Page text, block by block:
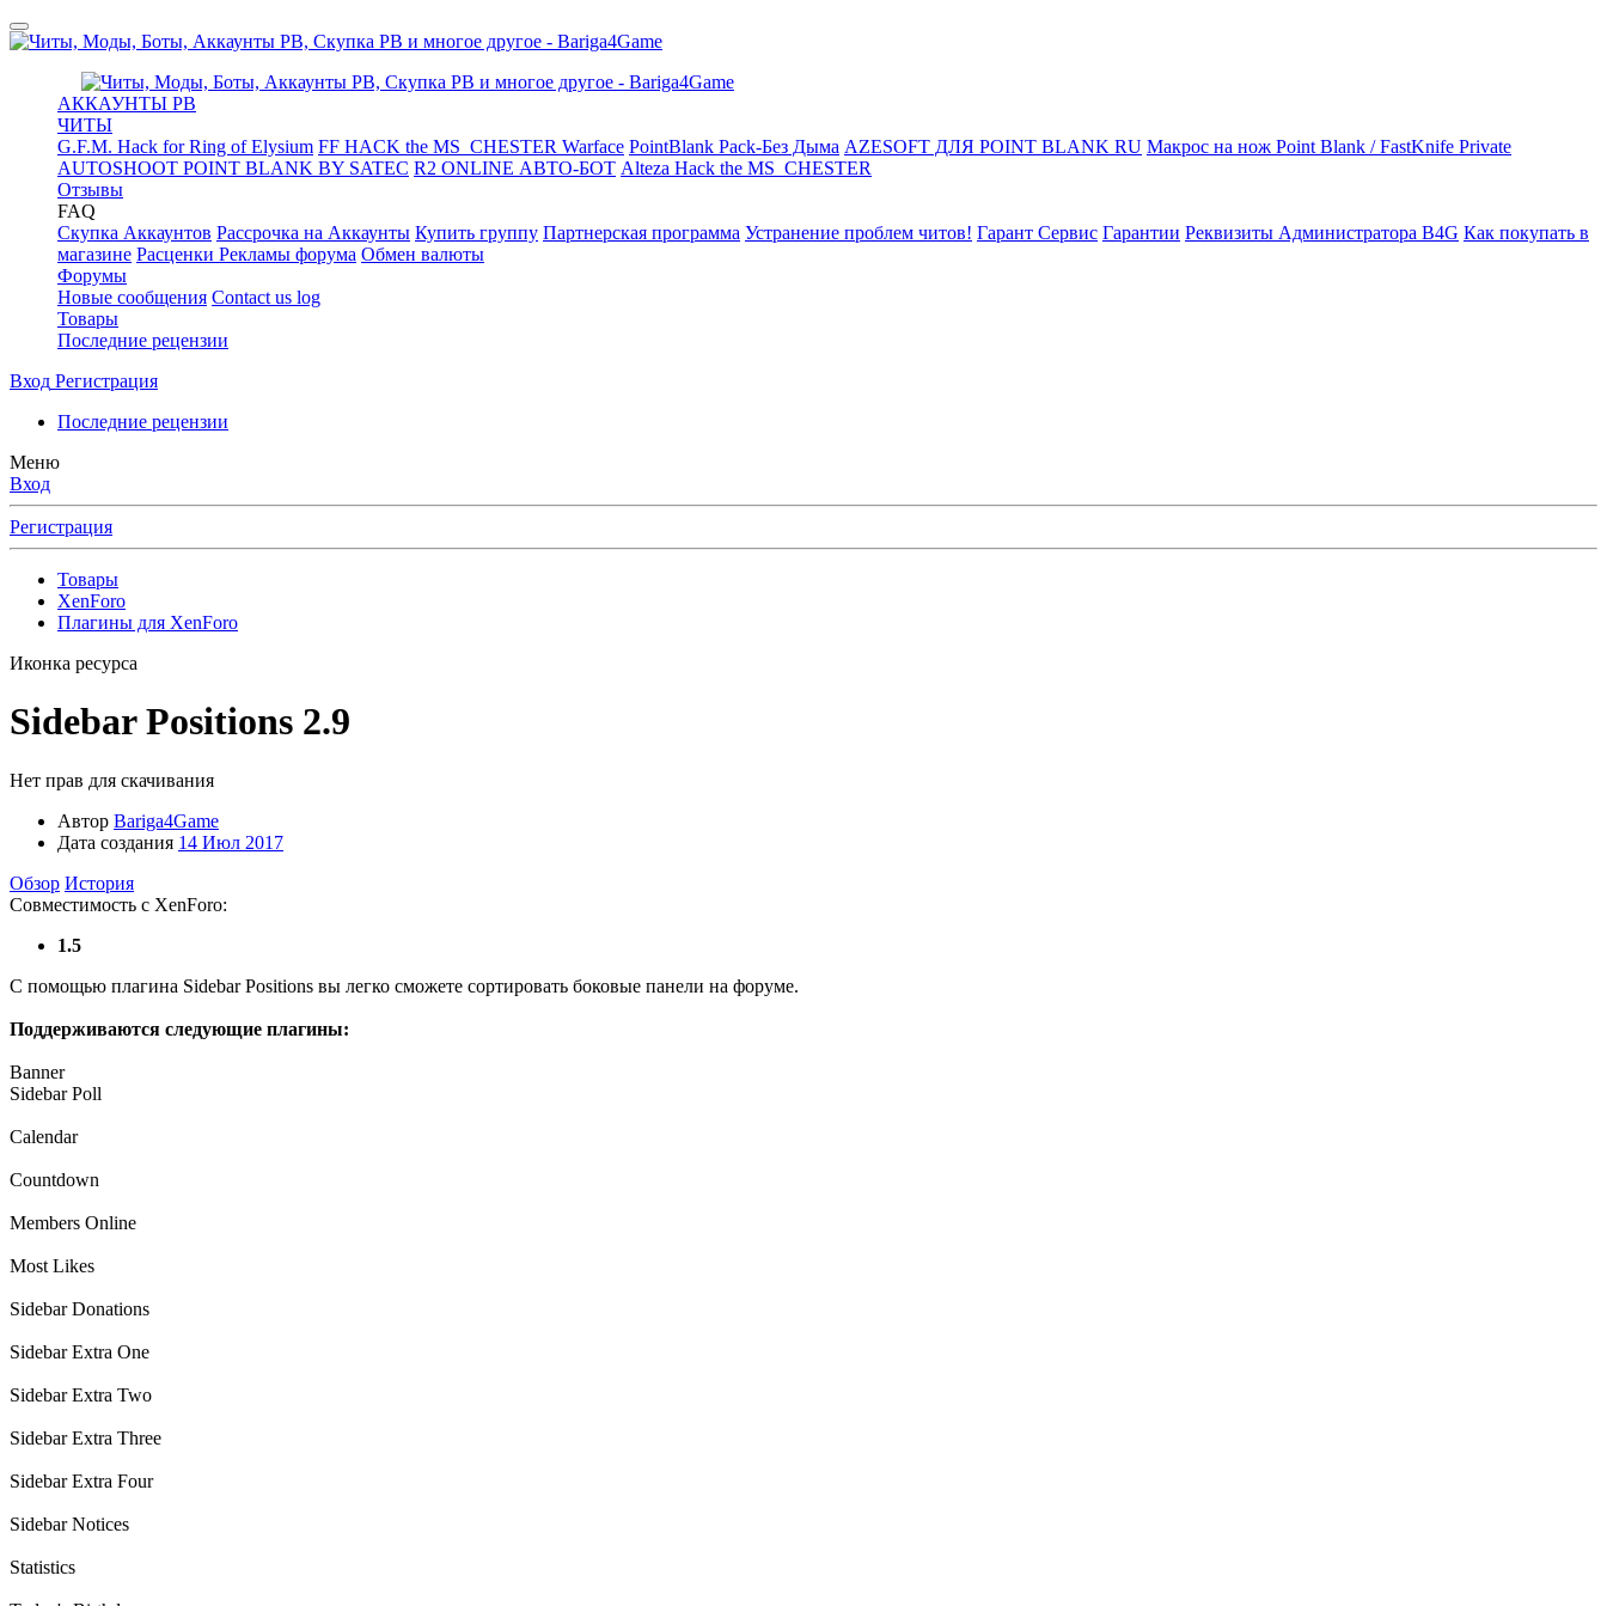
АККАУНТЫ PB
ЧИТЫ
G.F.M. Hack for Ring of Elysium FF HACK the MS_CHESTER Warface PointBlank Pack-Без Дыма AZESOFT ДЛЯ POINT BLANK RU Макрос на нож Point Blank / FastKnife Private
AUTOSHOOT POINT BLANK BY SATEC R2 ONLINE АВТО-БОТ Alteza Hack the MS_CHESTER
Отзывы
FAQ
Скупка Аккаунтов Рассрочка на Аккаунты Купить группу Партнерская программа Устранение проблем читов! Гарант Сервис Гарантии Реквизиты Администратора B4G Как покупать в
магазине Расценки Рекламы форума Обмен валюты
Форумы
Новые сообщения Contact us log
Товары
Последние рецензии
Вход Регистрация
Последние рецензии
Меню
Вход
Регистрация
Товары
XenForo
Плагины для XenForo
Иконка ресурса
Sidebar Positions 2.9
Нет прав для скачивания
Автор Bariga4Game
Дата создания 14 Июл 2017
Обзор История
Совместимость с XenForo:
1.5
С помощью плагина Sidebar Positions вы легко сможете сортировать боковые панели на форуме.
Поддерживаются следующие плагины:
Banner
Sidebar Poll
Calendar
Countdown
Members Online
Most Likes
Sidebar Donations
Sidebar Extra One
Sidebar Extra Two
Sidebar Extra Three
Sidebar Extra Four
Sidebar Notices
Statistics